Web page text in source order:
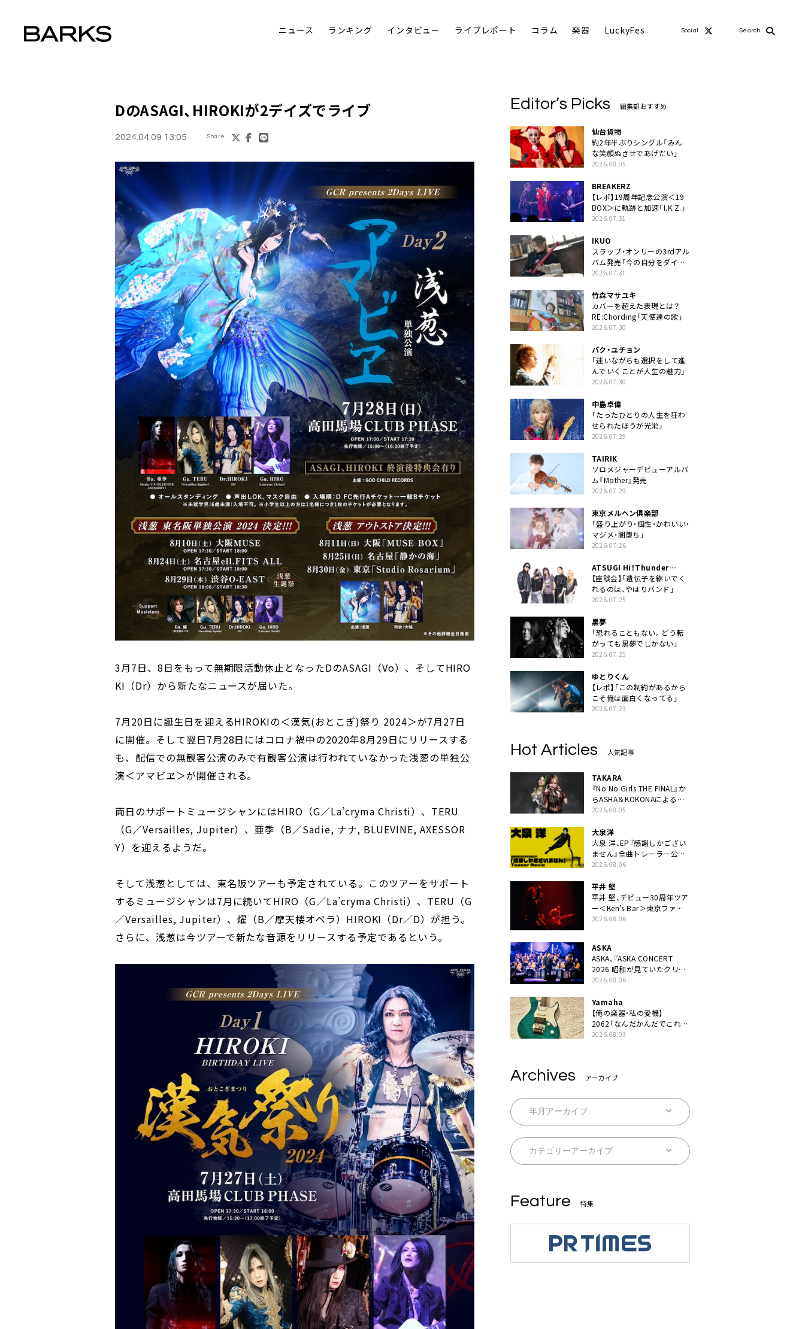
ニュース ランキング インタビュー ライブレポート コラム 楽器 LuckyFes Social Search
DのASAGI、HIROKIが2デイズでライブ
2024.04.09 13:05 Share
3月7日、8日をもって無期限活動休止となったDのASAGI（Vo）、そしてHIRO
KI（Dr）から新たなニュースが届いた。
7月20日に誕生日を迎えるHIROKIの＜漢気(おとこぎ)祭り 2024＞が7月27日
に開催。そして翌日7月28日にはコロナ禍中の2020年8月29日にリリースする
も、配信での無観客公演のみで有観客公演は行われていなかった浅葱の単独公
演＜アマビヱ＞が開催される。
両日のサポートミュージシャンにはHIRO（G／La’cryma Christi）、TERU
（G／Versailles, Jupiter）、亜季（B／Sadie, ナナ, BLUEVINE, AXESSOR
Y）を迎えるようだ。
そして浅葱としては、東名阪ツアーも予定されている。このツアーをサポート
するミュージシャンは7月に続いてHIRO（G／La’cryma Christi）、TERU（G
／Versailles, Jupiter）、燿（B／摩天楼オペラ）HIROKI（Dr／D）が担う。
さらに、浅葱は今ツアーで新たな音源をリリースする予定であるという。
Editor’s Picks 編集部おすすめ
仙台貨物
約2年半ぶりシングル「みん
な笑顔ぬさせであげだい」
2026.08.05
BREAKERZ
【レポ】19周年記念公演＜19
BOX＞に軌跡と加速「I.K.Z.」
2026.07.31
IKUO
スラップ・オンリーの3rdアル
バム発売「今の自分をダイレ
クトに」
2026.07.31
竹森マサユキ
カバーを超えた表現とは？
RE:Chording「天使達の歌」
2026.07.30
パク・ユチョン
「迷いながらも選択をして進
んでいくことが人生の魅力」
2026.07.30
中島卓偉
「たったひとりの人生を狂わ
せられたほうが光栄」
2026.07.29
TAIRIK
ソロメジャーデビューアルバ
ム『Mother』発売
2026.07.29
東京メルヘン倶楽部
「盛り上がり・個性・かわいい・
マジメ・闇堕ち」
2026.07.26
ATSUGI Hi！Thunder
Rock Festival
【座談会】「遺伝子を継いでく
れるのは、やはりバンド」
2026.07.25
黒夢
「恐れることもない。どう転
がっても黒夢でしかない」
2026.07.25
ゆとりくん
【レポ】「この制約があるから
こそ俺は面白くなってる」
2026.07.23
Hot Articles 人気記事
TAKARA
『No No Girls THE FINAL』か
らASHA＆KOKONAによるユ
ニット・TAKARAがデビュー
2026.08.05
大泉洋
大泉 洋、EP『感謝しかござい
ません』全曲トレーラー公
開。幾田りら書き下ろし曲や
による提供曲のレコーディン
グ映像の一部解禁も
2026.08.06
平井 堅
平井 堅、デビュー30周年ツア
ー＜Ken’s Bar＞東京ファイ
ナル公演の映像商品化決定。
2026.08.06
ASKA
ASKA、『ASKA CONCERT
2026 昭和が見ていたクリス
マス!? 』発売＆上映決定
2026.08.06
Yamaha
【俺の楽器・私の愛機】
2062「なんだかんだでこれが
1番」
2026.08.03
Archives アーカイブ
Feature 特集